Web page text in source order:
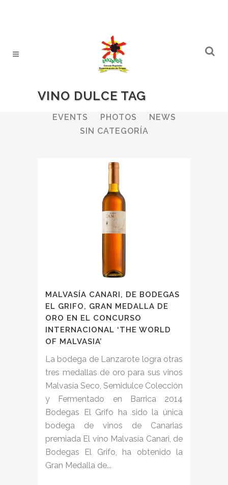
VINO DULCE TAG
ALL WINERIES
BULLETIN
EVENTS
PHOTOS
NEWS
SIN CATEGORÍA
MALVASÍA CANARI, DE BODEGAS
EL GRIFO, GRAN MEDALLA DE
ORO EN EL CONCURSO
INTERNACIONAL ‘THE WORLD
OF MALVASIA’
La bodega de Lanzarote logra otras
tres medallas de oro para sus vinos
Malvasía Seco, Semidulce Colección
y Fermentado en Barrica 2014
Bodegas El Grifo ha sido la única
bodega de vinos de Canarias
premiada El vino Malvasía Canari, de
Bodegas El Grifo, ha obtenido la
Gran Medalla de...